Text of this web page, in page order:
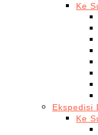
Ke
Ekspedisi
Ke